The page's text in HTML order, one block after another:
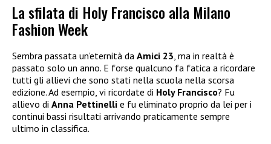
La sfilata di Holy Francisco alla Milano
Fashion Week
Sembra passata un’eternità da Amici 23 , ma in realtà è
passato solo un anno. E forse qualcuno fa fatica a ricordare
tutti gli allievi che sono stati nella scuola nella scorsa
edizione. Ad esempio, vi ricordate di Holy Francisco? Fu
allievo di Anna Pettinelli e fu eliminato proprio da lei per i
continui bassi risultati arrivando praticamente sempre
ultimo in classifica.